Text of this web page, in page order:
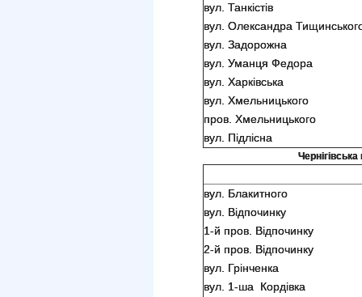
вул. Танкістів
вул. Олександра
вул. Задорожна
вул. Уманця Федора
вул. Харківська
вул. Хмельницького
пров. Хмельницького
вул. Підлісна
вул. Блакитного
вул. Відпочинку
1-й пров. Відпочинку
2-й пров. Відпочинку
вул. Грінченка
вул. 1-ша Кордівка